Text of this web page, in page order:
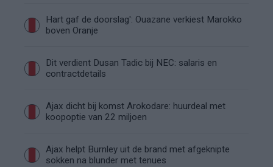
Hart gaf de doorslag': Ouazane verkiest Marokko
boven Oranje
Dit verdient Dusan Tadic bij NEC: salaris en
contractdetails
Ajax dicht bij komst Arokodare: huurdeal met
koopoptie van 22 miljoen
Ajax helpt Burnley uit de brand met afgeknipte
sokken na blunder met tenues